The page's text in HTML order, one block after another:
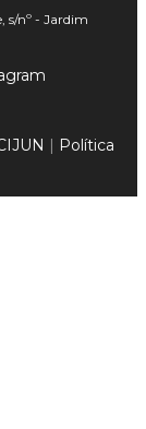
s/nº - Jardim
Política